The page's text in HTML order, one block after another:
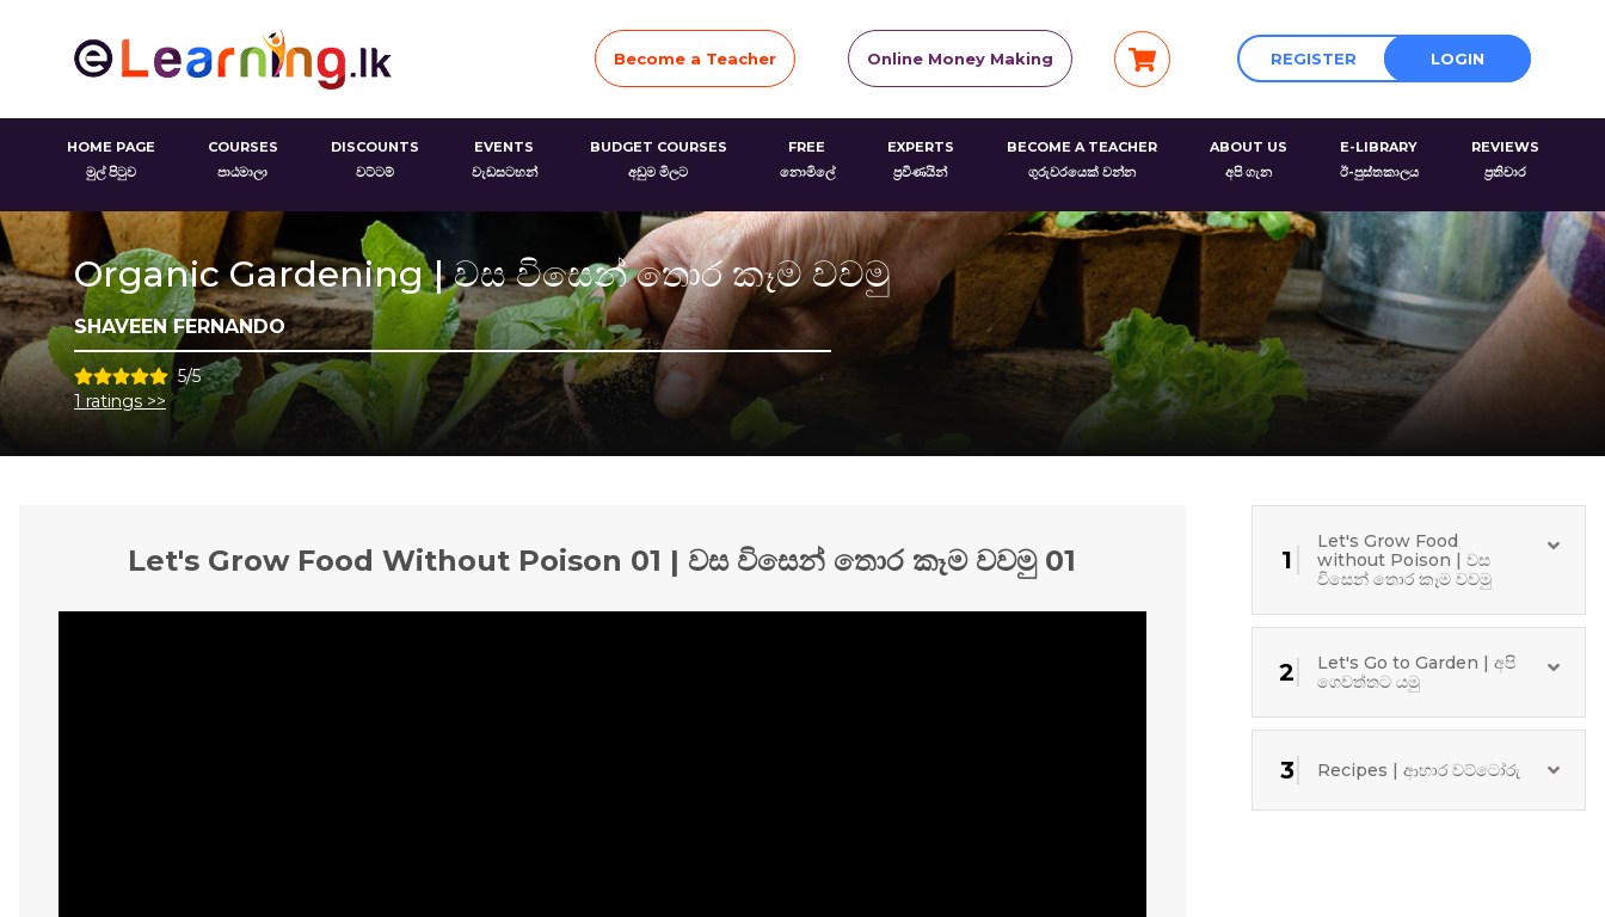
Become a Teacher Online Money Making REGISTER LOGIN
HOME PAGE
මුල් පිටුව
COURSES
පාඨමාලා
DISCOUNTS
වට්ටම්
EVENTS
වැඩසටහන්
BUDGET COURSES
අඩුම මිලට
FREE
නොමිලේ
EXPERTS
ප්‍රවීණයින්
BECOME A TEACHER
ගුරුවරයෙක් වන්න
ABOUT US
අපි ගැන
E-LIBRARY
ඊ-පුස්තකාලය
REVIEWS
ප්‍රතිචාර
Organic Gardening | වස විසෙන් තොර කෑම වවමු
SHAVEEN FERNANDO
5/5
1 ratings >>
Let's Grow Food Without Poison 01 | වස විසෙන් තොර කෑම වවමු 01 1
Let's Grow Food
without Poison | වස
විසෙන් තොර කෑම වවමු
2
Let's Go to Garden | අපි
ගෙවත්තට යමු
3 Recipes | ආහාර වට්ටෝරු